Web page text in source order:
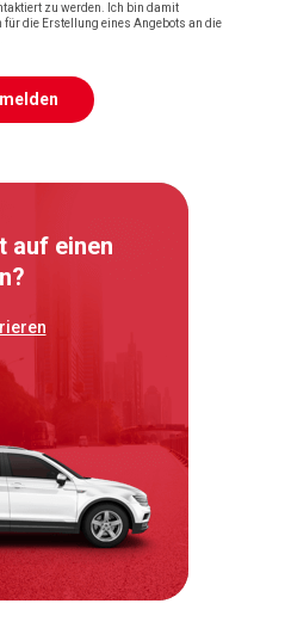
zu werden. Ich bin damit
die Erstellung eines Angebots an die
auf einen